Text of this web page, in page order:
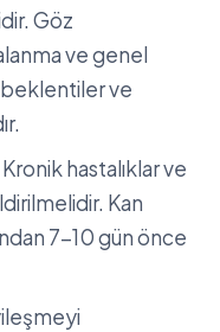
Göz
ve genel
beklentiler ve
hastalıklar ve
Kan
7-10 gün önce